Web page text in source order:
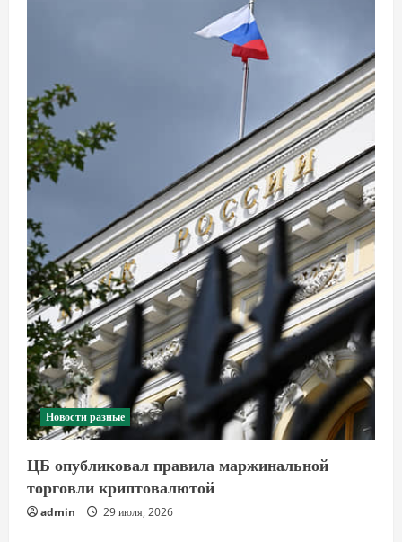
Новости разные
ЦБ опубликовал правила маржинальной
торговли криптовалютой
admin 29 июля, 2026